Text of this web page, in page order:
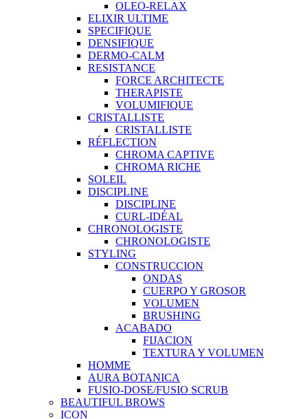
OLEO-RELAX
ELIXIR ULTIME
SPECIFIQUE
DENSIFIQUE
DERMO-CALM
RESISTANCE
FORCE ARCHITECTE
THERAPISTE
VOLUMIFIQUE
CRISTALLISTE
CRISTALLISTE
RÉFLECTION
CHROMA CAPTIVE
CHROMA RICHE
SOLEIL
DISCIPLINE
DISCIPLINE
CURL-IDÉAL
CHRONOLOGISTE
CHRONOLOGISTE
STYLING
CONSTRUCCION
ONDAS
CUERPO Y GROSOR
VOLUMEN
BRUSHING
ACABADO
FIJACION
TEXTURA Y VOLUMEN
HOMME
AURA BOTANICA
FUSIO-DOSE/FUSIO SCRUB
BEAUTIFUL BROWS
ICON